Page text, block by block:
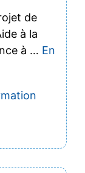
de
à la
à … En